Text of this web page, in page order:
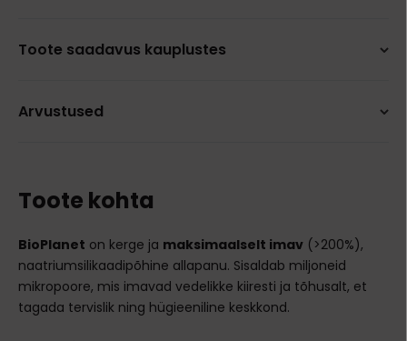
Toote saadavus kauplustes
Arvustused
Toote kohta
BioPlanet on kerge ja maksimaalselt imav (>200%),
naatriumsilikaadipõhine allapanu. Sisaldab miljoneid
mikropoore, mis imavad vedelikke kiiresti ja tõhusalt, et
tagada tervislik ning hügieeniline keskkond.